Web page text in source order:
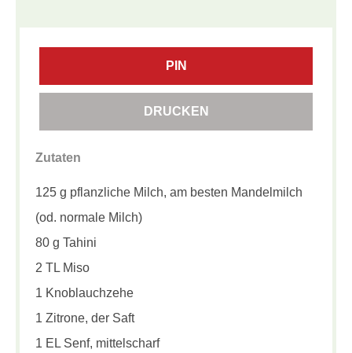
PIN
DRUCKEN
Zutaten
125 g pflanzliche Milch, am besten Mandelmilch
(od. normale Milch)
80 g Tahini
2 TL Miso
1 Knoblauchzehe
1 Zitrone, der Saft
1 EL Senf, mittelscharf